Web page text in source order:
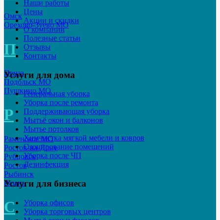
Омск
Орехово-Зуево МО
П
Пенза
Подольск МО
Пушкино МО
Р
Раменское МО
Ростов-на-Дону
Рубцовск
Ростов
Рыбинск
Рязань
С
Наши работы
Цены
Акции и скидки
О компании
Полезные статьи
Отзывы
Контакты
Услуги для дома
Генеральная уборка
Уборка после ремонта
Поддерживающая уборка
Мытьё окон и балконов
Мытье потолков
Химчистка мягкой мебели и ковров
Озонирование помещений
Уборка после ЧП
Дезинфекция
Услуги для бизнеса
Уборка офисов
Уборка торговых центров